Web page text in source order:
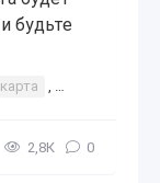
будьте
карта , игры с
2,8К 0